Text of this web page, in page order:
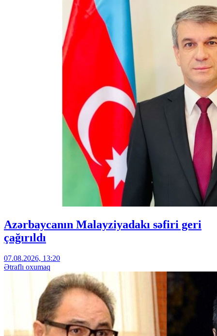
Azərbaycanın Malayziyadakı səfiri geri
çağırıldı
07.08.2026, 13:20
Ətraflı oxumaq